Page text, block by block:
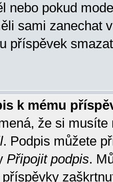
nebo pokud
sami zanechat
příspěvek
k mému
že si
. Podpis můžete
Připojit podpis.